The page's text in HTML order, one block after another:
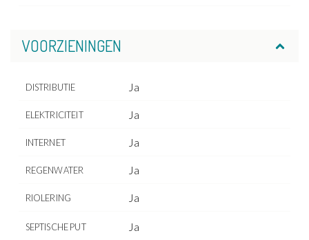
VOORZIENINGEN
DISTRIBUTIE Ja
ELEKTRICITEIT Ja
INTERNET Ja
REGENWATER Ja
RIOLERING Ja
SEPTISCHE PUT Ja